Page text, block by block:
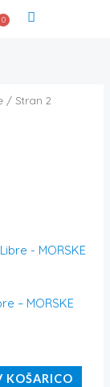
0
/ Stran 2
– MORSKE
KOŠARICO